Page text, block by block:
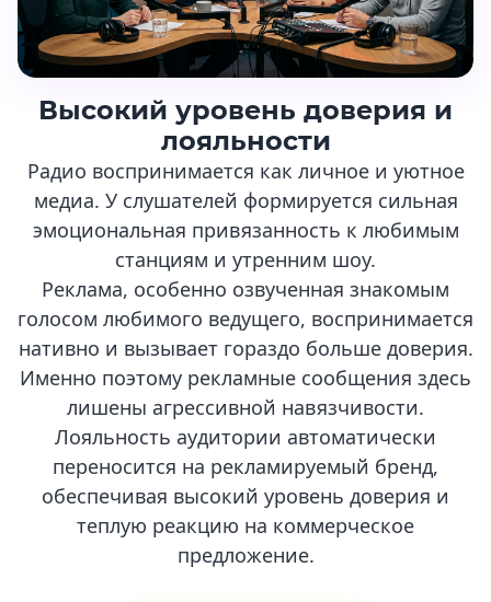
Высокий уровень доверия и
лояльности
Радио воспринимается как личное и уютное
медиа. У слушателей формируется сильная
эмоциональная привязанность к любимым
станциям и утренним шоу.
Реклама, особенно озвученная знакомым
голосом любимого ведущего, воспринимается
нативно и вызывает гораздо больше доверия.
Именно поэтому рекламные сообщения здесь
лишены агрессивной навязчивости.
Лояльность аудитории автоматически
переносится на рекламируемый бренд,
обеспечивая высокий уровень доверия и
теплую реакцию на коммерческое
предложение.